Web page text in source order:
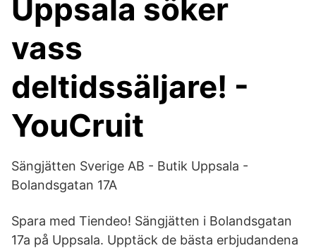
Uppsala söker
vass
deltidssäljare! -
YouCruit
Sängjätten Sverige AB - Butik Uppsala -
Bolandsgatan 17A
Spara med Tiendeo! Sängjätten i Bolandsgatan
17a på Uppsala. Upptäck de bästa erbjudandena